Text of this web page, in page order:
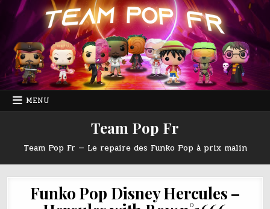
content
MENU
Team Pop Fr
Team Pop Fr — Le repaire des Funko Pop à prix malin
Funko Pop Disney Hercules –